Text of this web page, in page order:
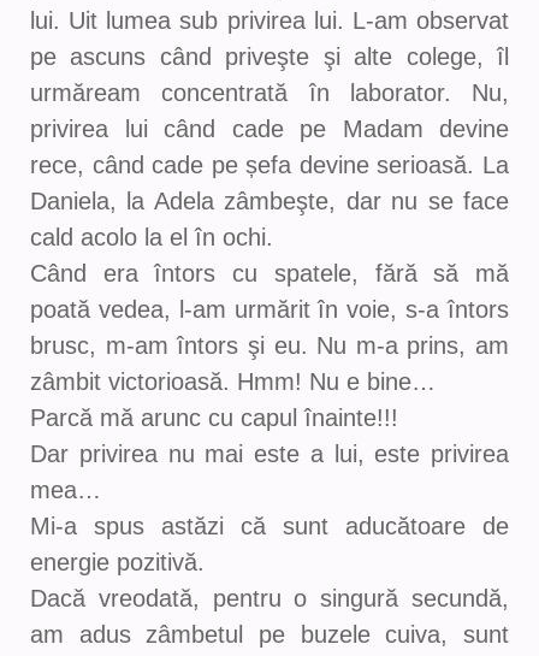
lui. Uit lumea sub privirea lui. L-am observat
pe ascuns când priveşte şi alte colege, îl
urmăream concentrată în laborator. Nu,
privirea lui când cade pe Madam devine
rece, când cade pe șefa devine serioasă. La
Daniela, la Adela zâmbeşte, dar nu se face
cald acolo la el în ochi.
Când era întors cu spatele, fără să mă
poată vedea, l-am urmărit în voie, s-a întors
brusc, m-am întors şi eu. Nu m-a prins, am
zâmbit victorioasă. Hmm! Nu e bine…
Parcă mă arunc cu capul înainte!!!
Dar privirea nu mai este a lui, este privirea
mea…
Mi-a spus astăzi că sunt aducătoare de
energie pozitivă.
Dacă vreodată, pentru o singură secundă,
am adus zâmbetul pe buzele cuiva, sunt